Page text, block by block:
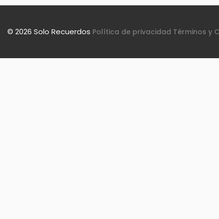
© 2026 Solo Recuerdos Política de privacidad Términos y